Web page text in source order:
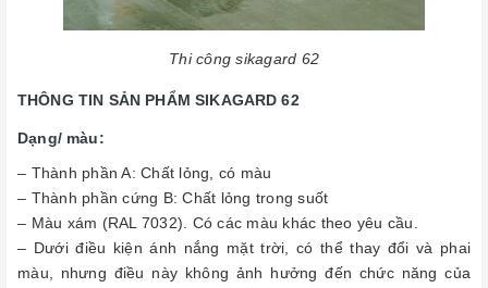
Thi công sikagard 62
THÔNG TIN SẢN PHẨM SIKAGARD 62
Dạng/ màu:
– Thành phần A: Chất lỏng, có màu
– Thành phần cứng B: Chất lỏng trong suốt
– Màu xám (RAL 7032). Có các màu khác theo yêu cầu.
– Dưới điều kiện ánh nắng mặt trời, có thể thay đổi và phai
màu, nhưng điều này không ảnh hưởng đến chức năng của